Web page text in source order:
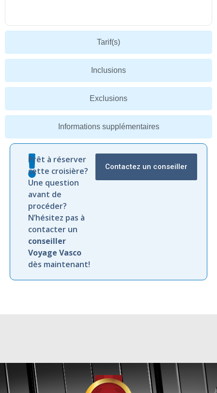
Tarif(s)
Inclusions
Exclusions
Informations supplémentaires
Prêt à réserver
cette croisière?
Une question
avant de
procéder?
N’hésitez pas à
contacter un
conseiller
Voyage Vasco
dès maintenant!
Contactez un conseiller